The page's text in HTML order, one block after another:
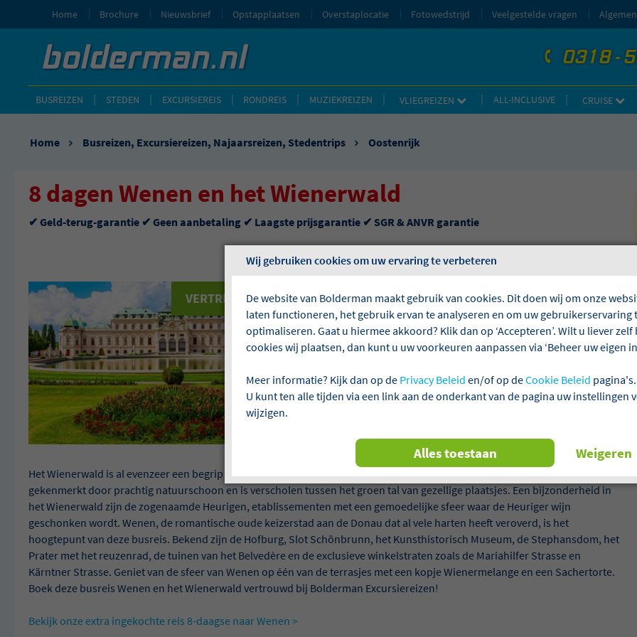
telefoon
0318 -
BUSREIZEN STEDEN EXCURSIEREIS RONDREIS MUZIEKREIZEN VLIEGREIZEN ALL-INCLUSIVE CRUISE
Home Brochure Nieuwsbrief Opstapplaatsen Overstaplocatie Fotowedstrijd Veelgestelde vragen
Home Busreizen, Excursiereizen, Najaarsreizen, Stedentrips Oostenrijk
8 dagen Wenen en het Wienerwald
✔ Geld-terug-garantie ✔ Geen aanbetaling ✔ Laagste prijsgarantie ✔ SGR & ANVR garantie
VERTREKGARANTIES!
Het Wienerwald is al evenzeer een begrip als Wenen zelf. Dit bosgebied, grenzend aan de Oostenrijkse hoofdstad, wordt
gekenmerkt door prachtig natuurschoon en is verscholen tussen het groen tal van gezellige plaatsjes. Een bijzonderheid in
het Wienerwald zijn de zogenaamde Heurigen, etablissementen met een gemoedelijke sfeer waar de Heuriger wijn
geschonken wordt. Wenen, de romantische oude keizerstad aan de Donau dat al vele harten heeft veroverd, is het
hoogtepunt van deze busreis. Bekend zijn de Hofburg, Slot Schönbrunn, het Kunsthistorisch Museum, de Stephansdom, het
Prater met het reuzenrad, de tuinen van het Belvedère en de exclusieve winkelstraten zoals de Mariahilfer Strasse en
Kärntner Strasse. Geniet van de sfeer van Wenen op één van de terrasjes met een kopje Wienermelange en een Sachertorte.
Boek deze busreis Wenen en het Wienerwald vertrouwd bij Bolderman Excursiereizen!
Bekijk onze extra ingekochte reis 8-daagse naar Wenen >
Wij gebruiken cookies om uw ervaring te verbeteren
De website van Bolderman maakt gebruik van cookies. Dit doen wij om onze
laten functioneren, het gebruik ervan te analyseren en om uw gebruikerservaring
optimaliseren. Gaat u hiermee akkoord? Klik dan op ‘Accepteren’. Wilt u liever
cookies wij plaatsen, dan kunt u uw voorkeuren aanpassen via ‘Beheer uw eigen
Meer informatie? Kijk dan op de Privacy Beleid en/of op deCookie Beleid pagina's.
U kunt ten alle tijden via een link aan de onderkant van de pagina uw instellingen
wijzigen.
Weigeren
Alles toestaan